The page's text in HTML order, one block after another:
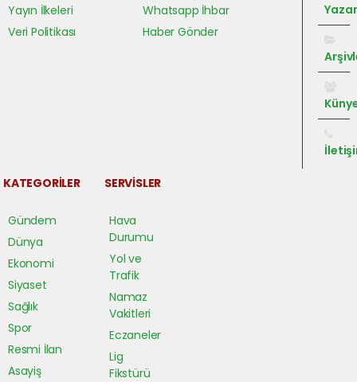
Yayın İlkeleri
Veri Politikası
Whatsapp İhbar
Haber Gönder
KATEGORİLER
Gündem
Dünya
Ekonomi
Siyaset
Sağlık
Spor
Resmi İlan
Asayiş
SERVİSLER
Hava
Durumu
Yol ve
Trafik
Namaz
Vakitleri
Eczaneler
Lig
Fikstürü